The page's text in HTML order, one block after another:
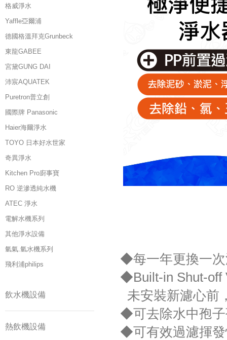
格威淨水
Yaffle亞爾浦
德國格溫拜克Grunbeck
東龍GABEE
宮黛GUNG DAI
沛宸AQUATEK
Puretron普立創
國際牌 Panasonic
Haier海爾淨水
TOYO 日本好水世家
奇異淨水
Kitchen Pro廚事寶
RO 逆滲透純水機
ATEC 淨水
電解水機系列
其他淨水設備
氫氣.氫水機系列
飛利浦philips
飲水機設備
熱飲機設備
◆每一年更換一次
◆Built-in Shut-off
未安裝新濾心前
◆可去除水中孢
◆可有效過濾揮